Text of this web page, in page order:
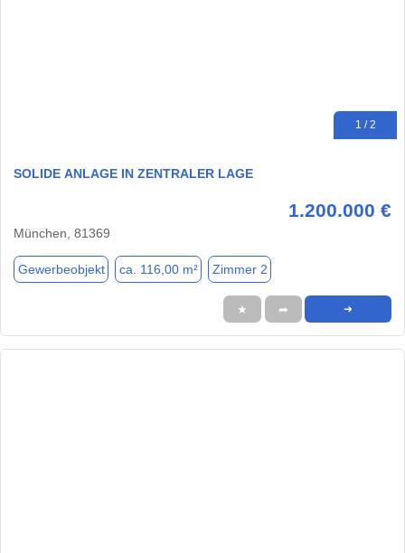
1 / 2
SOLIDE ANLAGE IN ZENTRALER LAGE
1.200.000 €
München, 81369
Gewerbeobjekt ca. 116,00 m² Zimmer 2
★ ➦ ➜